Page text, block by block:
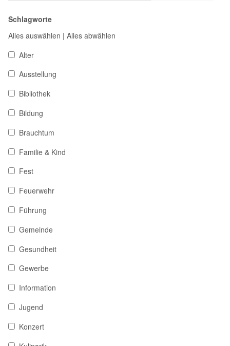
Schlagworte
Alles auswählen | Alles abwählen
Alter
Ausstellung
Bibliothek
Bildung
Brauchtum
Familie & Kind
Fest
Feuerwehr
Führung
Gemeinde
Gesundheit
Gewerbe
Information
Jugend
Konzert